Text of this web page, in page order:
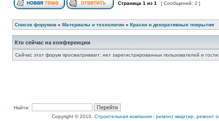
Страница 1 из 1 [ Сообщений: 2 ]
Список форумов » Материалы и технологии » Краски и декоративные покрытия
Кто сейчас на конференции
Сейчас этот форум просматривают: нет зарегистрированных пользователей и
Найти:
Copyright © 2010, Строительная компания - ремонт квартир, ремонт